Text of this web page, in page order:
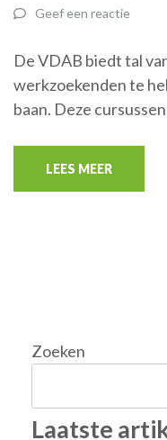
Geef een reactie
De VDAB biedt tal
werkzoekenden te
baan. Deze
LEES MEER
Zoeken
Laatste